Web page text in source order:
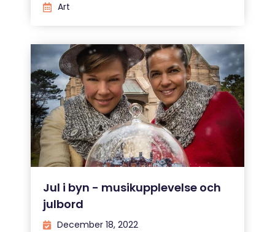
Art
Jul i byn - musikupplevelse och
julbord
December 18, 2022